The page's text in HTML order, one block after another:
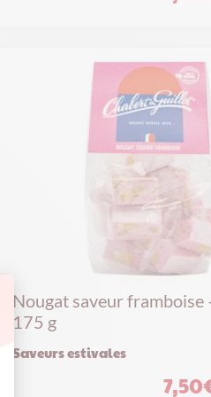
Nougat saveur framboise
175 g
Saveurs estivales
7,50